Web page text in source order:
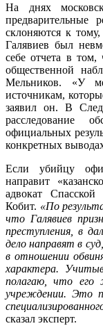
На днях
предварительные
склоняются к
Галявиев был
себе отчета в том,
общественной
Мельников. «У
источникам,
заявил он. В
расследование
официальных
конкретных
Если убийцу
направит
адвокат Спасской
Кобит. «По
что Галявиев
преступления, в
дело направят в
в отношении
характера.
полагаю, что его
учреждении. Это
сказал эксперт.